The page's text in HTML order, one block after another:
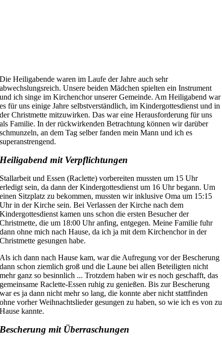
Die Heiligabende waren im Laufe der Jahre auch sehr
abwechslungsreich. Unsere beiden Mädchen spielten ein Instrument
und ich singe im Kirchenchor unserer Gemeinde. Am Heiligabend war
esfür uns einige Jahreselbstverständlich, im Kindergottesdienst und in
der Christmette mitzuwirken. Das wareineHerausforderung für uns
als Familie.In der rückwirkenden Betrachtung können wirdarüber
schmunzeln, an dem Tag selber fanden mein Mann undich es
superanstrengend.
Heiligabend mit Verpflichtungen
Stallarbeit und Essen (Raclette) vorbereiten mussten um 15 Uhr
erledigt sein, da dann der Kindergottesdienst um 16 Uhr begann. Um
einen Sitzplatz zu bekommen, mussten wir inklusive Oma um 15:15
Uhr in der Kirche sein. Bei Verlassen der Kirche nach dem
Kindergottesdienst kamen uns schon die ersten Besucher der
Christmette, die um 18:00 Uhr anfing, entgegen. Meine Familie fuhr
dann ohne mich nach Hause, da ich ja mit dem Kirchenchor in der
Christmette gesungen habe.
Als ich dann nach Hause kam, war die Aufregung vor der Bescherung
dann schon ziemlich groß und die Laune bei allen Beteiligten nicht
mehr ganz so besinnlich ... Trotzdem haben wir es noch geschafft, das
gemeinsame Raclette-Essen ruhig zu genießen. Bis zur Bescherung
war es ja dann nicht mehr so lang, die konnte aber nicht stattfinden
ohne vorher Weihnachtslieder gesungen zu haben, so wie ich es von zu
Hause kannte.
Bescherung mit Überraschungen